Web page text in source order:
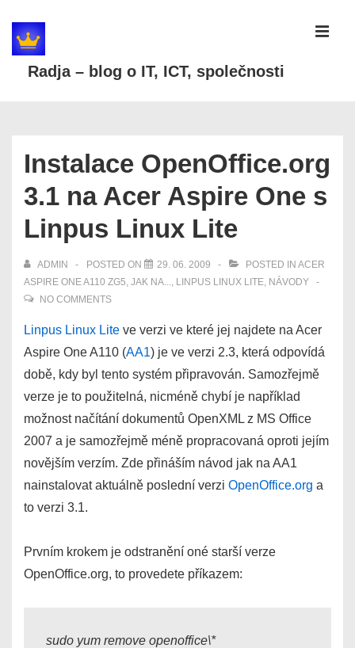
Skip
Radja – blog o IT, ICT, společnosti
Instalace OpenOffice.org
3.1 na Acer Aspire One s
Linpus Linux Lite
ADMIN POSTED ON 29. 06. 2009 POSTED IN ACER
ASPIRE ONE A110 ZG5, JAK NA..., LINPUS LINUX LITE, NÁVODY
NO COMMENTS
Linpus Linux Lite ve verzi ve které jej najdete na Acer
Aspire One A110 (AA1) je ve verzi 2.3, která odpovídá
době, kdy byl tento systém připravován. Samozřejmě
verze je to použitelná, nicméně chybí je například
možnost načítání dokumentů OpenXML z MS Office
2007 a je samozřejmě méně propracovaná oproti jejím
novějším verzím. Zde přináším návod jak na AA1
nainstalovat aktuálně poslední verzi OpenOffice.org a
to verzi 3.1.
Prvním krokem je odstranění oné starší verze
OpenOffice.org, to provedete příkazem:
sudo yum remove openoffice\*